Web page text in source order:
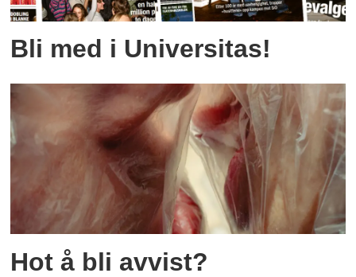
Bli med i Universitas!
Hot å bli avvist?